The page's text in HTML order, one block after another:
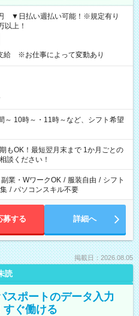
▼日払い週払い可能！※規定有り
以上！
給 ※お仕事によって変動あり
10時～・11時～など、シフト希望
もOK！最短翌月末まで 1か月ごとの
談ください！
副業・WワークOK / 服装自由 / シフト
/ パソコンスキル不要
募する 詳細へ
掲載日：2026.08.05
読
スポートのデータ入力
すぐ働ける